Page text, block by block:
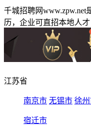
千城招聘网
历，企业可直招本地人
江苏省
南京市 无锡市 徐
宿迁市